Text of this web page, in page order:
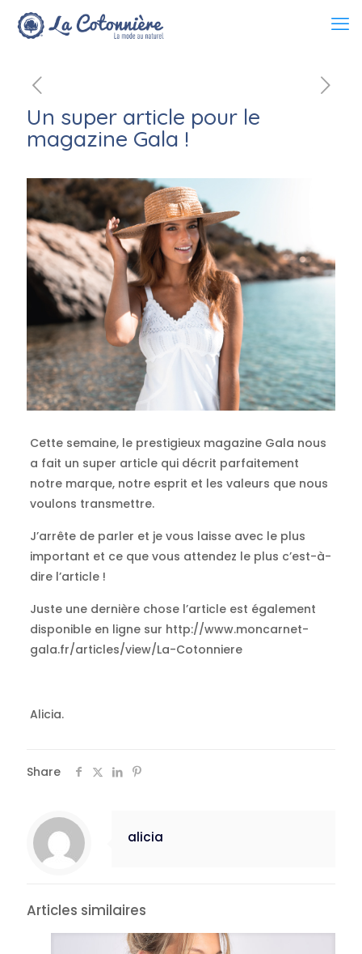
Un super article pour le
magazine Gala !
Cette semaine, leprestigieux magazine Gala nous
a fait un super article qui décrit parfaitement
notre marque, notre esprit et les valeurs que nous
voulons transmettre.
J’arrête de parler et je vous laisse avec le plus
important et ce que vous attendez le plus c’est-à-
direl’article !
Juste une dernière chose l’article est également
disponible en ligne sur http://www.moncarnet-
gala.fr/articles/view/La-Cotonniere
Alicia.
Share
alicia
Articles similaires